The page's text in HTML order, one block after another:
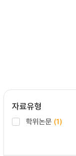
자료유형
학위논문 (1)